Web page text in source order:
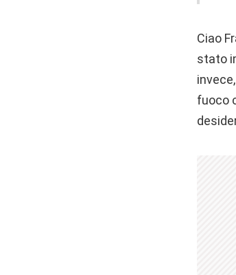
Ciao
stato
fuoco